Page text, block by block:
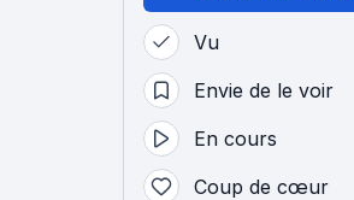
Vu
Envie de le voir
En cours
Coup de cœur